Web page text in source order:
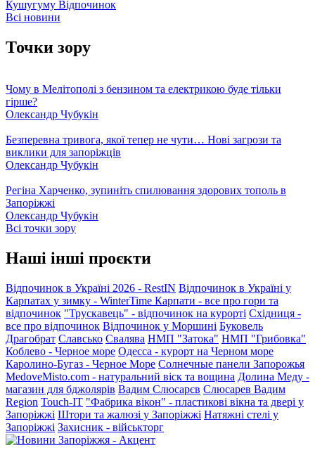
Кушугуму Відпочинок
Всі новини
Точки зору
Чому в Мелітополі з бензином та електрикою буде тільки
гірше?
Олександр Чубукін
Безперевна тривога, якої тепер не чути… Нові загрози та
виклики для запоріжців
Олександр Чубукін
Регіна Харченко, зупиніть спилювання здорових тополь в
Запоріжжі
Олександр Чубукін
Всі точки зору
Наші інші проєкти
Відпочинок в Україні 2026 - RestIN Відпочинок в Україні у
Карпатах у зимку - WinterTime Карпати - все про гори та
відпочинок "Трускавець" - відпочинок на курорті Східниця -
все про відпочинок Відпочинок у Моршині Буковель
Драгобрат Славсько Свалява НМП "Затока" НМП "Грибовка"
Коблево - Черное море Одесса - курорт на Черном море
Каролино-Бугаз - Черное Море Солнечные панели Запорожья
MedoveMisto.com - натуральний віск та вощина Долина Меду -
магазин для бджолярів Вадим Слюсарєв Слюсарев Вадим
Region Touch-IT "Фабрика вікон" - пластикові вікна та двері у
Запоріжжі Штори та жалюзі у Запоріжжі Натяжні стелі у
Запоріжжі Захисник - військторг